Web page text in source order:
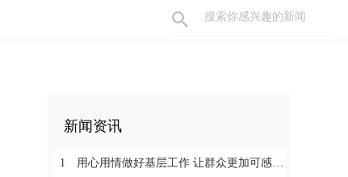
新闻资讯
1 用心用情做好基层工作 让群众更加可感可及